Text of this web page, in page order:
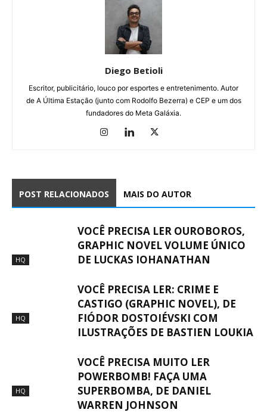
Diego Betioli
Escritor, publicitário, louco por esportes e entretenimento. Autor
de A Última Estação (junto com Rodolfo Bezerra) e CEP e um dos
fundadores do Meta Galáxia.
POST RELACIONADOS MAIS DO AUTOR
HQ
VOCÊ PRECISA LER OUROBOROS,
GRAPHIC NOVEL VOLUME ÚNICO
DE LUCKAS IOHANATHAN
HQ
VOCÊ PRECISA LER: CRIME E
CASTIGO (GRAPHIC NOVEL), DE
FIÓDOR DOSTOIÉVSKI COM
ILUSTRAÇÕES DE BASTIEN LOUKIA
HQ
VOCÊ PRECISA MUITO LER
POWERBOMB! FAÇA UMA
SUPERBOMBA, DE DANIEL
WARREN JOHNSON